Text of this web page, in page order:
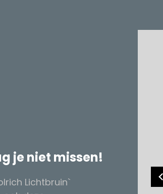
je niet missen!
Lichtbruin`